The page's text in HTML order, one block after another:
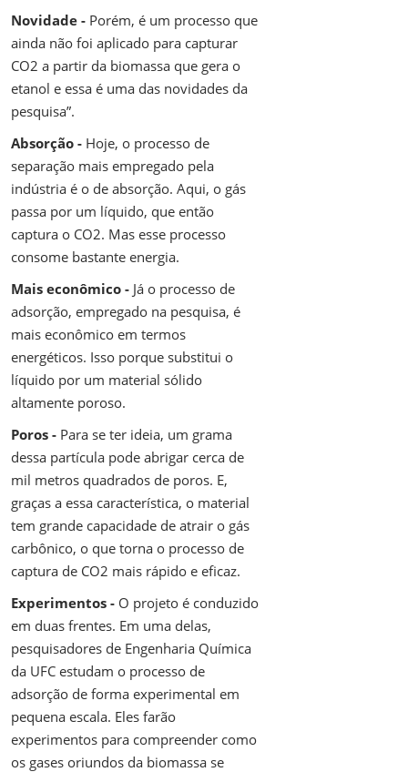
Novidade - Porém, é um processo que
ainda não foi aplicado para capturar
CO2 a partir da biomassa que gera o
etanol e essa é uma das novidades da
pesquisa”.
Absorção - Hoje, o processo de
separação mais empregado pela
indústria é o de absorção. Aqui, o gás
passa por um líquido, que então
captura o CO2. Mas esse processo
consome bastante energia.
Mais econômico - Já o processo de
adsorção, empregado na pesquisa, é
mais econômico em termos
energéticos. Isso porque substitui o
líquido por um material sólido
altamente poroso.
Poros - Para se ter ideia, um grama
dessa partícula pode abrigar cerca de
mil metros quadrados de poros. E,
graças a essa característica, o material
tem grande capacidade de atrair o gás
carbônico, o que torna o processo de
captura de CO2 mais rápido e eficaz.
Experimentos - O projeto é conduzido
em duas frentes. Em uma delas,
pesquisadores de Engenharia Química
da UFC estudam o processo de
adsorção de forma experimental em
pequena escala. Eles farão
experimentos para compreender como
os gases oriundos da biomassa se